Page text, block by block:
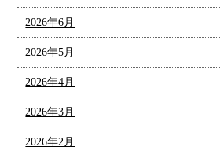
2026年6月
2026年5月
2026年4月
2026年3月
2026年2月